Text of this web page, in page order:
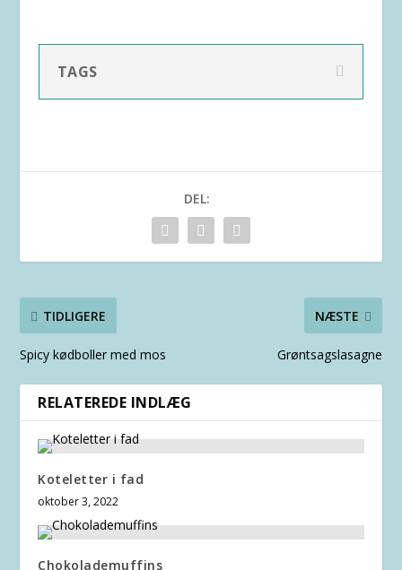
TAGS
DEL:
TIDLIGERE
Spicy kødboller med mos
NÆSTE
Grøntsagslasagne
RELATEREDE INDLÆG
Koteletter i fad
oktober 3, 2022
Chokolademuffins